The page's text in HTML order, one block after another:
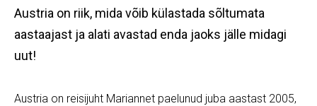
Austria on riik, mida võib külastada sõltumata
aastaajast ja alati avastad enda jaoks jälle midagi
uut!
Austria on reisijuht Mariannet paelunud juba aastast 2005,